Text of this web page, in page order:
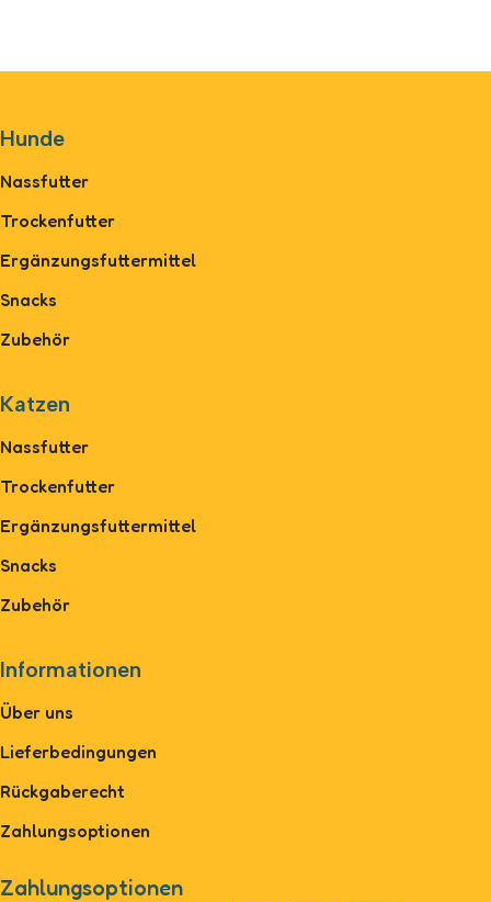
Hunde
Nassfutter
Trockenfutter
Ergänzungsfuttermittel
Snacks
Zubehör
Katzen
Nassfutter
Trockenfutter
Ergänzungsfuttermittel
Snacks
Zubehör
Informationen
Über uns
Lieferbedingungen
Rückgaberecht
Zahlungsoptionen
Zahlungsoptionen